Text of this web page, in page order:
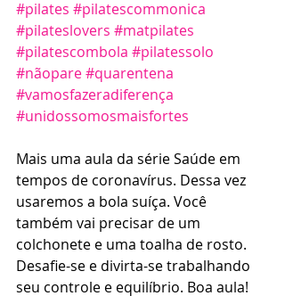
#pilates #pilatescommonica
#pilateslovers #matpilates
#pilatescombola #pilatessolo
#nãopare#quarentena
#vamosfazeradiferença
#unidossomosmaisfortes
Mais uma aula da série Saúde em
tempos de coronavírus. Dessa vez
usaremos a bola suíça. Você
também vai precisar de um
colchonete e uma toalha de rosto.
Desafie-se e divirta-se trabalhando
seu controle e equilíbrio. Boa aula!